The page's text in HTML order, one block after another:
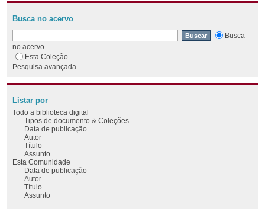
Busca no acervo
Busca
no acervo
Esta Coleção
Pesquisa avançada
Listar por
Todo a biblioteca digital
Tipos de documento & Coleções
Data de publicação
Autor
Título
Assunto
Esta Comunidade
Data de publicação
Autor
Título
Assunto